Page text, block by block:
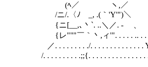
(ﾍ／ ヽ,／ 〈
/ニ/.〈ﾉ _, .(｀'Y'")＼
{ニ[__,､丶`. ..＼／. - ゝ、
{レ"''"￣｀丶,ィ'". . . . . .. . . .
／. . . . . . . . ./. . . . . . . . . . . . . .
/. . . . . . . . . .;;{. . . . . . . . . . . . . . .